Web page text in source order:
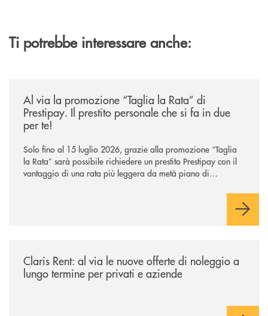
Ti potrebbe interessare anche:
Al via la promozione “Taglia la Rata” di
Prestipay. Il prestito personale che si fa in due
per te!
Solo fino al 15 luglio 2026, grazie alla promozione “Taglia
la Rata” sarà possibile richiedere un prestito Prestipay con il
vantaggio di una rata più leggera da metà piano di
Claris Rent: al via le nuove offerte di noleggio a
lungo termine per privati e aziende